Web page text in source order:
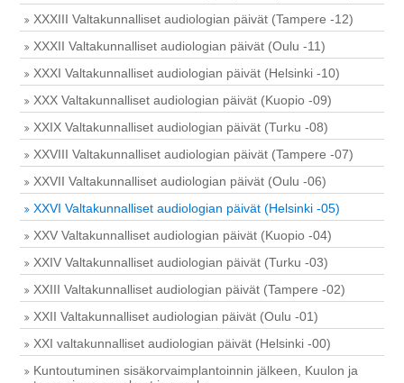
XXXIII Valtakunnalliset audiologian päivät (Tampere -12)
XXXII Valtakunnalliset audiologian päivät (Oulu -11)
XXXI Valtakunnalliset audiologian päivät (Helsinki -10)
XXX Valtakunnalliset audiologian päivät (Kuopio -09)
XXIX Valtakunnalliset audiologian päivät (Turku -08)
XXVIII Valtakunnalliset audiologian päivät (Tampere -07)
XXVII Valtakunnalliset audiologian päivät (Oulu -06)
XXVI Valtakunnalliset audiologian päivät (Helsinki -05)
XXV Valtakunnalliset audiologian päivät (Kuopio -04)
XXIV Valtakunnalliset audiologian päivät (Turku -03)
XXIII Valtakunnalliset audiologian päivät (Tampere -02)
XXII Valtakunnalliset audiologian päivät (Oulu -01)
XXI valtakunnalliset audiologian päivät (Helsinki -00)
Kuntoutuminen sisäkorvaimplantoinnin jälkeen, Kuulon ja